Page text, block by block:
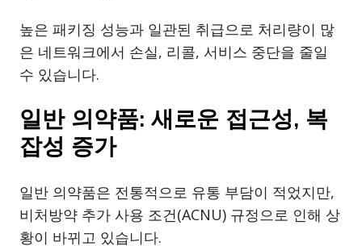
높은 패키징 성능과 일관된 취급으로 처리량이 많
은 네트워크에서 손실, 리콜, 서비스 중단을 줄일
수 있습니다.
일반 의약품: 새로운 접근성, 복
잡성 증가
일반 의약품은 전통적으로 유통 부담이 적었지만,
비처방약 추가 사용 조건(ACNU) 규정으로 인해 상
황이 바뀌고 있습니다.